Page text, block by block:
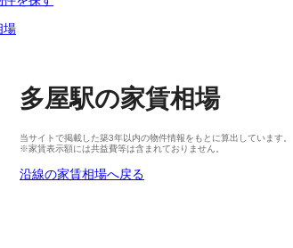
場
多屋駅の家賃相場
当サイトで掲載した築3年以内の物件情報をもとに算出しています
※家賃表示額には共益費等は含まれておりません。
沿線の家賃相場へ戻る